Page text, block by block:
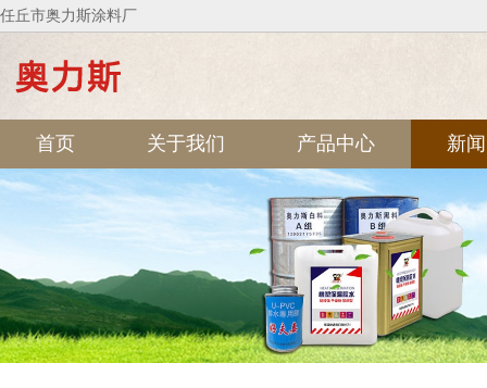
任丘市奥力斯涂料厂
首页 关于我们 产品中心 新